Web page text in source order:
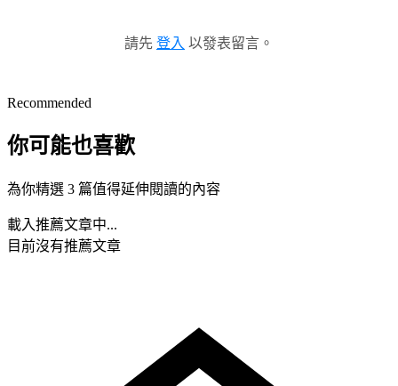
請先 登入 以發表留言。
Recommended
你可能也喜歡
為你精選 3 篇值得延伸閱讀的內容
載入推薦文章中...
目前沒有推薦文章